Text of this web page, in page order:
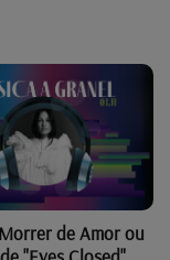
de Amor ou